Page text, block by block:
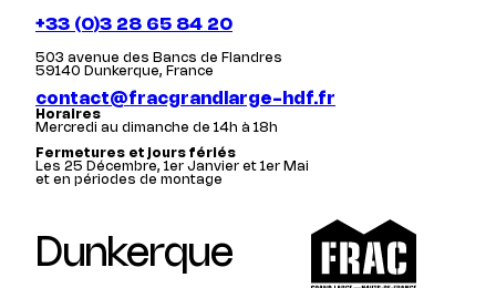
+33 (0)3 28 65 84 20
503 avenue des Bancs de Flandres
59140 Dunkerque, France
contact@fracgrandlarge-hdf.fr
Horaires
Mercredi au dimanche de 14h à 18h
Fermetures et jours fériés
Les 25 Décembre, 1er Janvier et 1er Mai
et en périodes de montage
Dunkerque